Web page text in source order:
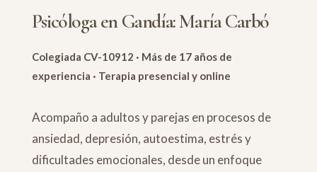
Psicóloga en Gandía: María Carbó
Colegiada CV-10912 · Más de 17 años de
experiencia · Terapia presencial y online
Acompaño a adultos y parejas en procesos de
ansiedad, depresión, autoestima, estrés y
dificultades emocionales, desde un enfoque